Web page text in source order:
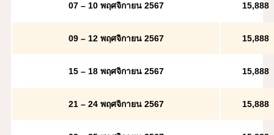
07 – 10 พฤศจิกายน 2567 15,888
09 – 12 พฤศจิกายน 2567 15,888
15 – 18 พฤศจิกายน 2567 15,888
21 – 24 พฤศจิกายน 2567 15,888